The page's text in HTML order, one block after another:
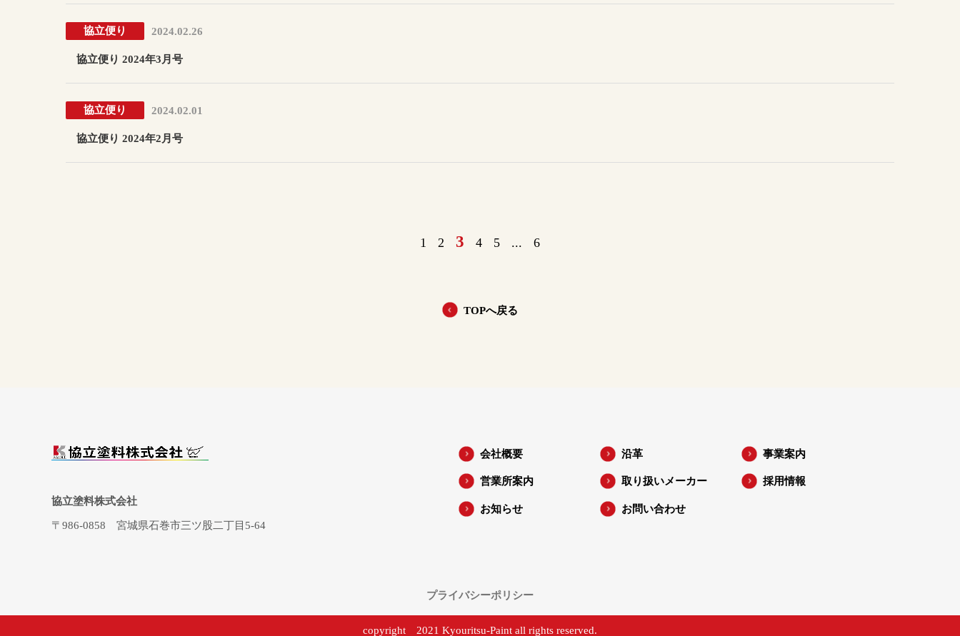
協立便り 2024.02.26
協立便り 2024年3月号
協立便り 2024.02.01
協立便り 2024年2月号
1 2 3 4 5 ... 6
TOPへ戻る
協立塗料株式会社
〒986-0858 宮城県石巻市三ツ股二丁目5-64
会社概要 沿革 事業案内
営業所案内 取り扱いメーカー 採用情報
お知らせ お問い合わせ
プライバシーポリシー
copyright 2021 Kyouritsu-Paint all rights reserved.